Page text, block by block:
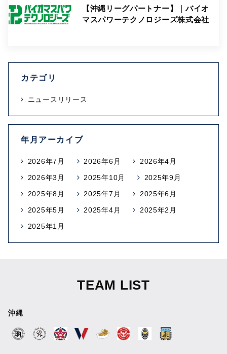
【沖縄リーグパートナー】｜バイオ
マスパワーテクノロジーズ株式会社
カテゴリ
ニュースリリース
年月アーカイブ
2026年7月 2026年6月
2026年4月
2026年3月
2025年10月
2025年9月
2025年8月
2025年7月
2025年6月
2025年5月
2025年4月
2025年2月
2025年1月
TEAM LIST
沖縄